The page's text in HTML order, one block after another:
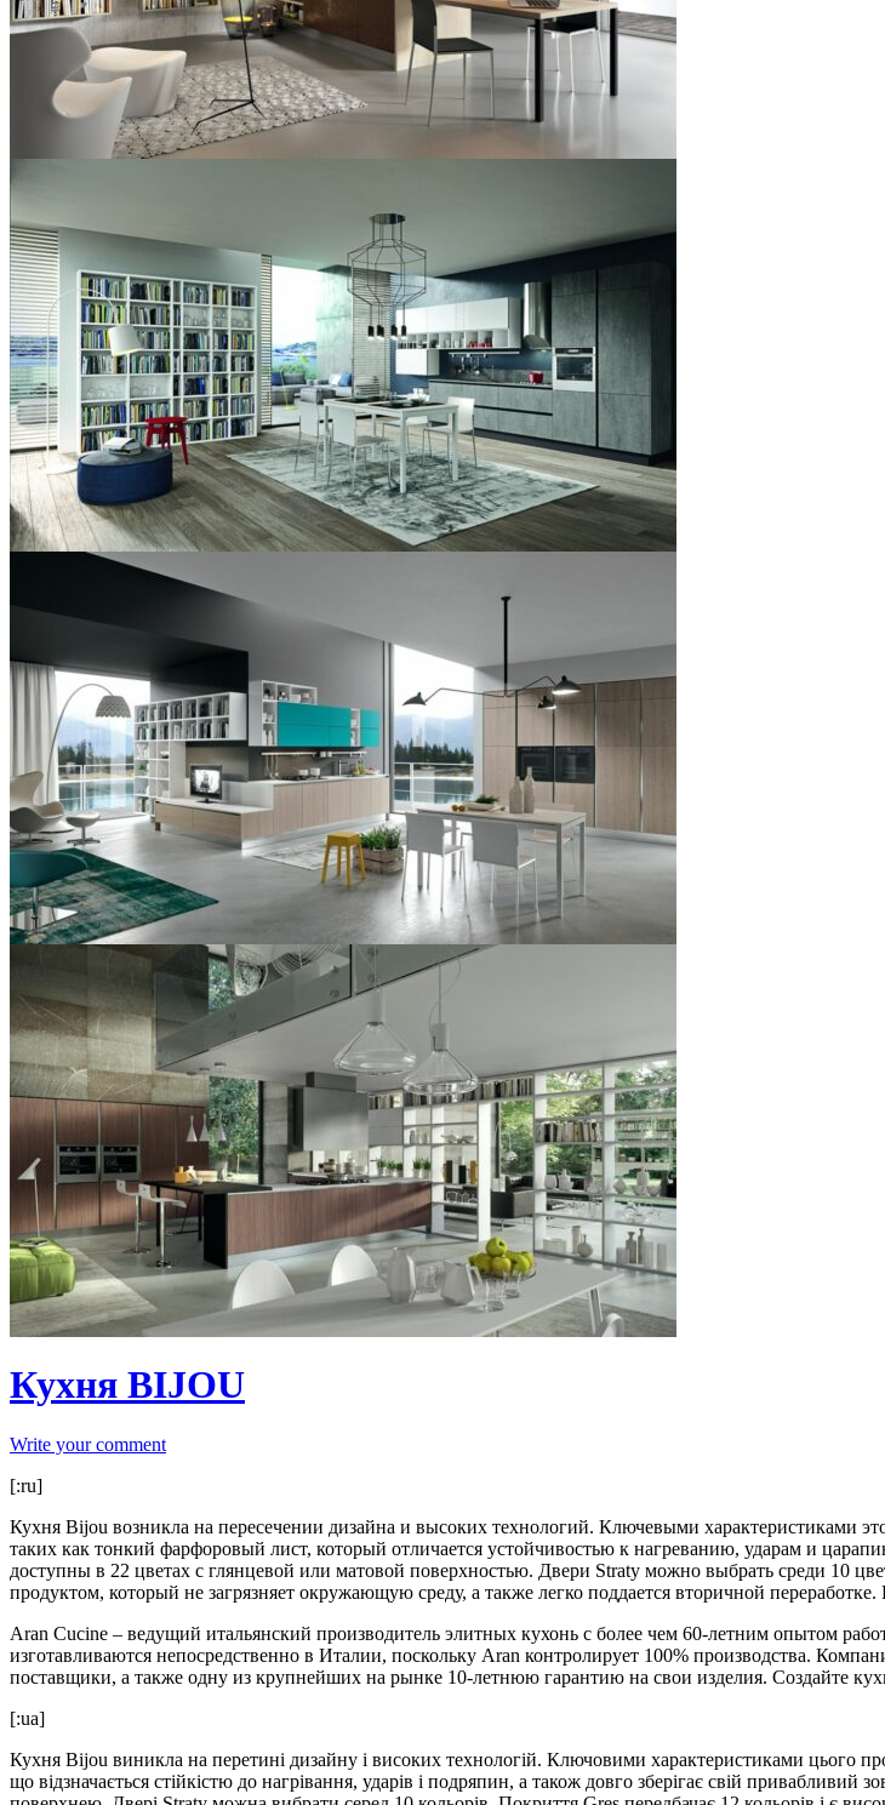
Кухня BIJOU
Write your comment
[:ru]
Кухня Bijou возникла на пересечении дизайна и высоких технологий. Ключевыми характеристиками
таких как тонкий фарфоровый лист, который отличается устойчивостью к нагреванию, ударам и
доступны в 22 цветах с глянцевой или матовой поверхностью. Двери Straty можно выбрать среди 10
продуктом, который не загрязняет окружающую среду, а также легко поддается вторичной
Aran Cucine – ведущий итальянский производитель элитных кухонь с более чем 60-летним опытом
изготавливаются непосредственно в Италии, поскольку Aran контролирует 100% производства.
поставщики, а также одну из крупнейших на рынке 10-летнюю гарантию на свои изделия. Создайте
[:ua]
Кухня Bijou виникла на перетині дизайну і високих технологій. Ключовими характеристиками цього
що відзначається стійкістю до нагрівання, ударів і подряпин, а також довго зберігає свій